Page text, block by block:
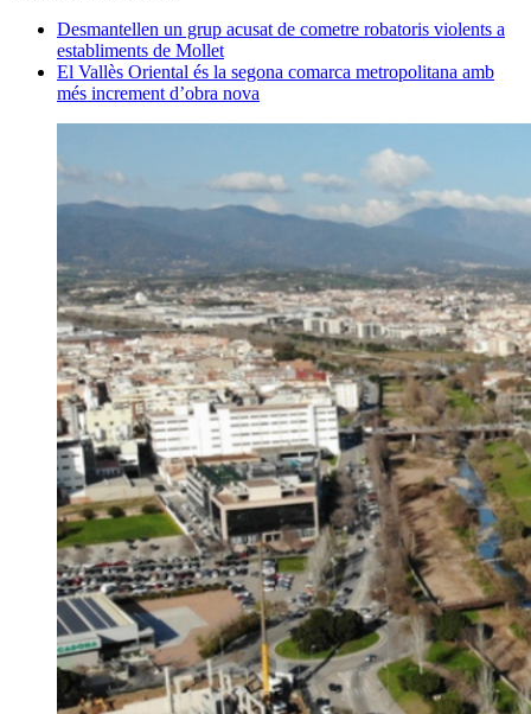
Desmantellen un grup acusat de cometre robatoris violents a
establiments de Mollet
El Vallès Oriental és la segona comarca metropolitana amb
més increment d’obra nova